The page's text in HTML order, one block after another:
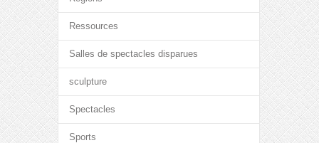
Ressources
Salles de spectacles disparues
sculpture
Spectacles
Sports